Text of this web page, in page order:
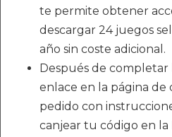
te permite obtener
descargar 24 juegos
año sin coste adicional.
Después de completar
enlace en la página de
pedido con
canjear tu código en la